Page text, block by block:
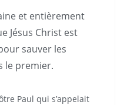
et entièrement
Jésus Christ est
sauver les
le premier.
Paul qui s’appelait